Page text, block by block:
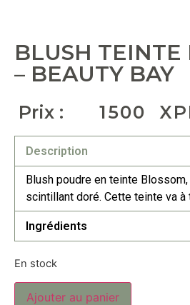
BLUSH TEINTE
– BEAUTY BAY
Prix : 1500
Description
Blush poudre en teinte
scintillant doré. Cette teinte va à
Ingrédients
En stock
Ajouter au panier